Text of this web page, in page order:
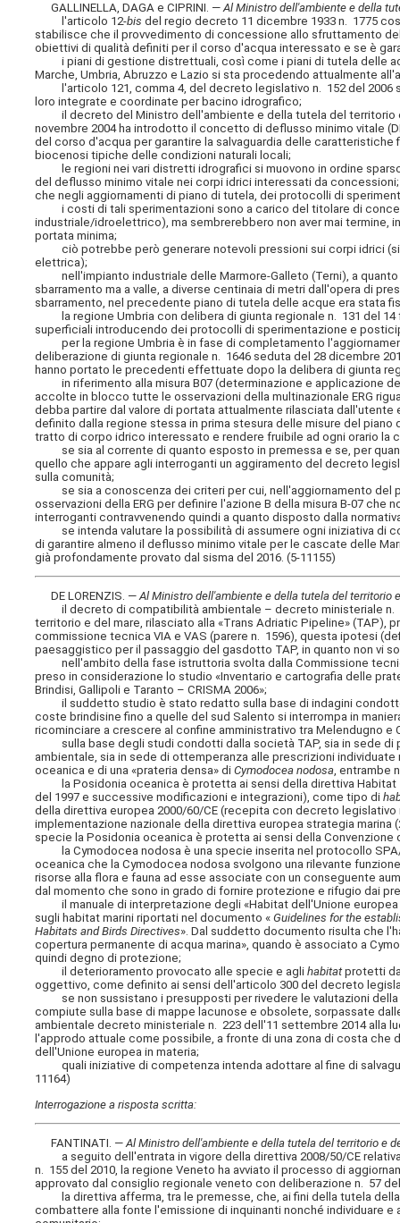
GALLINELLA, DAGA e CIPRINI. —Al Ministro dell'ambiente e della
l'articolo 12-bis del regio decreto 11 dicembre 1933 n. 1775
stabilisce che il provvedimento di concessione allo sfruttamento
obiettivi di qualità definiti per il corso d'acqua interessato e se è
i piani di gestione distrettuali, così come i piani di tutela delle
Marche, Umbria, Abruzzo e Lazio si sta procedendo attualmente
l'articolo 121, comma 4, del decreto legislativo n. 152 del 2006
loro integrate e coordinate per bacino idrografico;
il decreto del Ministro dell'ambiente e della tutela del territorio
novembre 2004 ha introdotto il concetto di deflusso minimo vitale
del corso d'acqua per garantire la salvaguardia delle
biocenosi tipiche delle condizioni naturali locali;
le regioni nei vari distretti idrografici si muovono in ordine
del deflusso minimo vitale nei corpi idrici interessati da
che negli aggiornamenti di piano di tutela, dei protocolli di
i costi di tali sperimentazioni sono a carico del titolare di
industriale/idroelettrico), ma sembrerebbero non aver mai termine,
portata minima;
ciò potrebbe però generare notevoli pressioni sui corpi idrici (si
elettrica);
nell'impianto industriale delle Marmore-Galleto (Terni), a
sbarramento ma a valle, a diverse centinaia di metri dall'opera di
sbarramento, nel precedente piano di tutela delle acque era stata
la regione Umbria con delibera di giunta regionale n. 131 del 14
superficiali introducendo dei protocolli di sperimentazione e
per la regione Umbria è in fase di completamento
deliberazione di giunta regionale n. 1646 seduta del 28 dicembre
hanno portato le precedenti effettuate dopo la delibera di giunta
in riferimento alla misura B07 (determinazione e applicazione
accolte in blocco tutte le osservazioni della multinazionale ERG
debba partire dal valore di portata attualmente rilasciata
definito dalla regione stessa in prima stesura delle misure del
tratto di corpo idrico interessato e rendere fruibile ad ogni orario
se sia al corrente di quanto esposto in premessa e se, per
quello che appare agli interroganti un aggiramento del decreto
sulla comunità;
se sia a conoscenza dei criteri per cui, nell'aggiornamento del
osservazioni della ERG per definire l'azione B della misura B-07
interroganti contravvenendo quindi a quanto disposto dalla
se intenda valutare la possibilità di assumere ogni iniziativa di
di garantire almeno il deflusso minimo vitale per le cascate delle
già profondamente provato dal sisma del 2016. (5-11155)
DE LORENZIS. —Al Ministro dell'ambiente e della tutela del territorio
il decreto di compatibilità ambientale – decreto ministeriale n.
territorio e del mare, rilasciato alla «Trans Adriatic Pipeline» (TAP),
commissione tecnica VIA e VAS (parere n. 1596), questa ipotesi
paesaggistico per il passaggio del gasdotto TAP, in quanto non vi
nell'ambito della fase istruttoria svolta dalla Commissione
preso in considerazione lo studio «Inventario e cartografia delle
Brindisi, Gallipoli e Taranto – CRISMA 2006»;
il suddetto studio è stato redatto sulla base di indagini condotte
coste brindisine fino a quelle del sud Salento si interrompa in
ricominciare a crescere al confine amministrativo tra Melendugno e
sulla base degli studi condotti dalla società TAP, sia in sede di
ambientale, sia in sede di ottemperanza alle prescrizioni
oceanica e di una «prateria densa» diCymodocea nodosa, entrambe
la Posidonia oceanica è protetta ai sensi della direttiva Habitat
del 1997 e successive modificazioni e integrazioni), come tipo di
della direttiva europea 2000/60/CE (recepita con decreto
implementazione nazionale della direttiva europea strategia
specie la Posidonia oceanica è protetta ai sensi della Convenzione
la Cymodocea nodosa è una specie inserita nel protocollo SPA/
oceanica che la Cymodocea nodosa svolgono una rilevante
risorse alla flora e fauna ad esse associate con un conseguente
dal momento che sono in grado di fornire protezione e rifugio dai
il manuale di interpretazione degli «Habitat dell'Unione europea
sugli habitat marini riportati nel documento « Guidelines for the
Habitats and Birds Directives». Dal suddetto documento risulta che
copertura permanente di acqua marina», quando è associato a
quindi degno di protezione;
il deterioramento provocato alle specie e aglihabitatprotetti
oggettivo, come definito ai sensi dell'articolo 300 del decreto
se non sussistano i presupposti per rivedere le valutazioni
compiute sulla base di mappe lacunose e obsolete, sorpassate
ambientale decreto ministeriale n. 223 dell'11 settembre 2014 alla
l'approdo attuale come possibile, a fronte di una zona di costa
dell'Unione europea in materia;
quali iniziative di competenza intenda adottare al fine di
11164)
Interrogazione a risposta scritta:
FANTINATI. —Al Ministro dell'ambiente e della tutela del territorio e
a seguito dell'entrata in vigore della direttiva 2008/50/CE
n. 155 del 2010, la regione Veneto ha avviato il processo di
approvato dal consiglio regionale veneto con deliberazione n. 57
la direttiva afferma, tra le premesse, che, ai fini della tutela
combattere alla fonte l'emissione di inquinanti nonché individuare